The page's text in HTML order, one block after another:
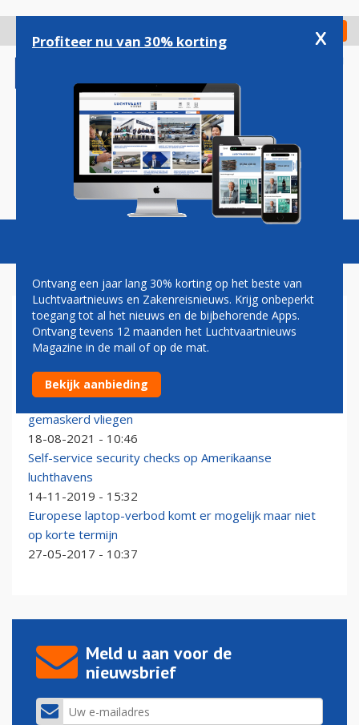
gaan
Check in
Magazine Podcasts Vacatures
DEPARTMENT OF HOMELAND
SECURITY
Amerikanen moeten minimaal tot 18 januari
gemaskerd vliegen
18-08-2021 - 10:46
Self-service security checks op Amerikaanse
luchthavens
14-11-2019 - 15:32
Europese laptop-verbod komt er mogelijk maar niet
op korte termijn
27-05-2017 - 10:37
Meld u aan voor de
nieuwsbrief
Profiteer nu van 30% korting x
Ontvang een jaar lang 30% korting op het beste van
Luchtvaartnieuws en Zakenreisnieuws. Krijg onbeperkt
toegang tot al het nieuws en de bijbehorende Apps.
Ontvang tevens 12 maanden het Luchtvaartnieuws
Magazine in de mail of op de mat.
Bekijk aanbieding